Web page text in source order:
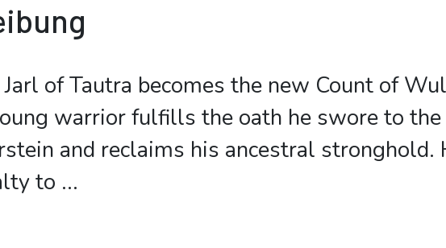
of Tautra becomes the new Count of
warrior fulfills the oath he swore to
and reclaims his ancestral stronghold.
to ...